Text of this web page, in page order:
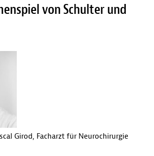
von Schulter und
Girod, Facharzt für Neurochirurgie